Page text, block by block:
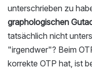
unterschrieben zu
graphologischen
tatsächlich nicht
"irgendwer"? Beim
korrekte OTP hat, ist